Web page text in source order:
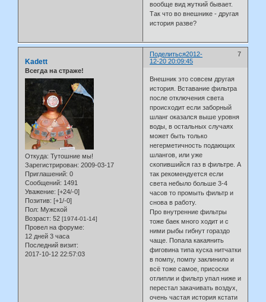
вообще вид жуткий бывает.
Так что во внешнике - другая
история разве?
Поделиться 7
2012-
12-20 20:09:45
Kadett
Всегда на страже!
Откуда: Тутошние мы!
Зарегистрирован: 2009-03-17
Приглашений: 0
Сообщений: 1491
Уважение: [+24/-0]
Позитив: [+1/-0]
Пол: Мужской
Возраст: 52 [1974-01-14]
Провел на форуме:
12 дней 3 часа
Последний визит:
2017-10-12 22:57:03
Внешник это совсем другая
история. Вставание фильтра
после отключения света
происходит если заборный
шланг оказался выше уровня
воды, в остальных случаях
может быть только
негерметичность подающих
шлангов, или уже
скопившийся газ в фильтре. А
так рекомендуется если
света небыло больше 3-4
часов то промыть фильтр и
снова в работу.
Про внутренние фильтры
тоже баек много ходит и с
ними рыбы гибнут гораздо
чаще. Попала какаянить
фиговина типа куска нитчатки
в помпу, помпу заклинило и
всё тоже самое, присоски
отлипли и фильтр упал ниже и
перестал закачивать воздух,
очень частая история кстати